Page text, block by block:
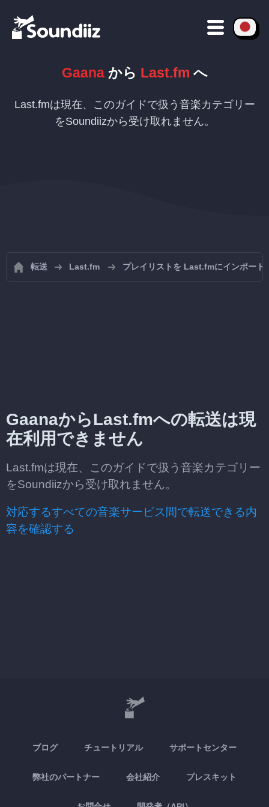
Gaanaから Last.fm へ
Last.fmは現在、このガイドで扱う音楽カテゴリー
をSoundiizから受け取れません。
転送 Last.fm プレイリストを Last.fmにインポート
GaanaからLast.fmへの転送は現
在利用できません
Last.fmは現在、このガイドで扱う音楽カテゴリー
をSoundiizから受け取れません。
対応するすべての音楽サービス間で転送できる内
容を確認する
ブログ チュートリアル サポートセンター
弊社のパートナー 会社紹介 プレスキット